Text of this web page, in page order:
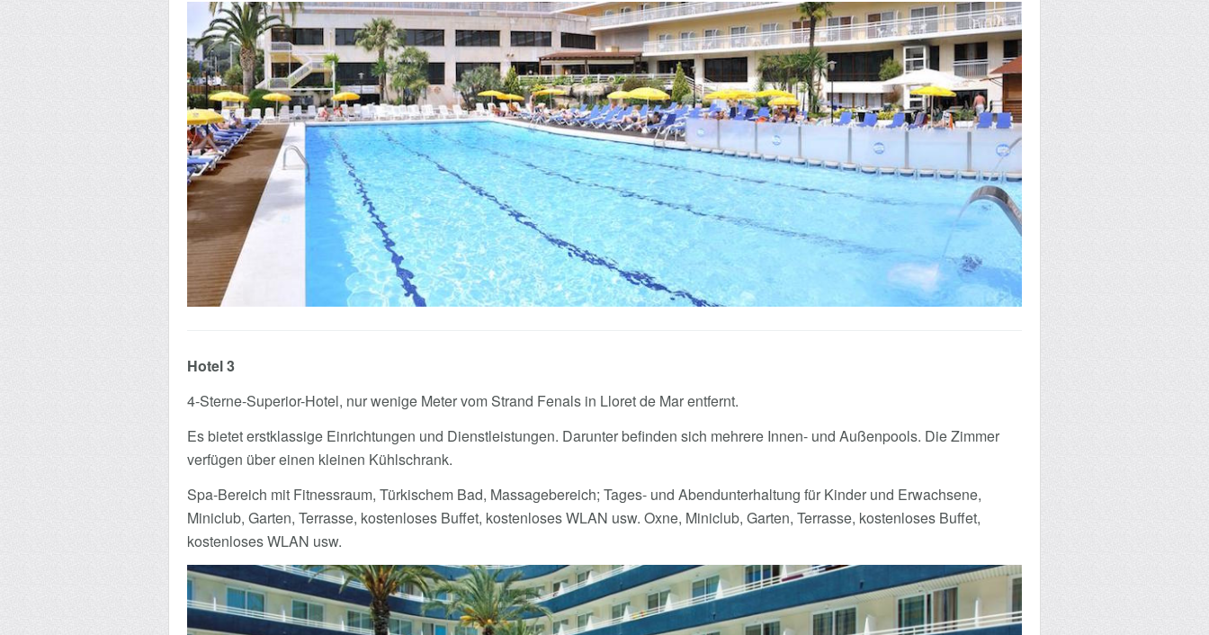
Hotel 3
4-Sterne-Superior-Hotel, nur wenige Meter vom Strand Fenals in Lloret de Mar entfernt.
Es bietet erstklassige Einrichtungen und Dienstleistungen. Darunter befinden sich mehrere Innen- und Außenpools. Die Zimmer
verfügen über einen kleinen Kühlschrank.
Spa-Bereich mit Fitnessraum, Türkischem Bad, Massagebereich; Tages- und Abendunterhaltung für Kinder und Erwachsene,
Miniclub, Garten, Terrasse, kostenloses Buffet, kostenloses WLAN usw. Oxne, Miniclub, Garten, Terrasse, kostenloses Buffet,
kostenloses WLAN usw.